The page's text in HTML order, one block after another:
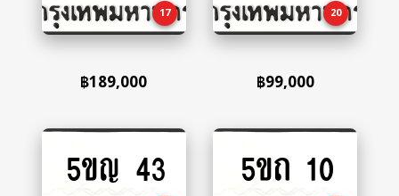
17
฿189,000
20
฿99,000
to
5ขญ 43 5ขถ 10